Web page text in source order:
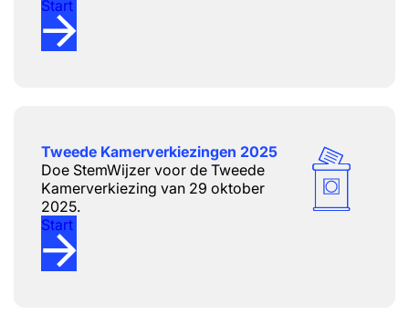
Start
Tweede Kamerverkiezingen 2025
Doe StemWijzer voor de Tweede
Kamerverkiezing van 29 oktober
2025.
Start